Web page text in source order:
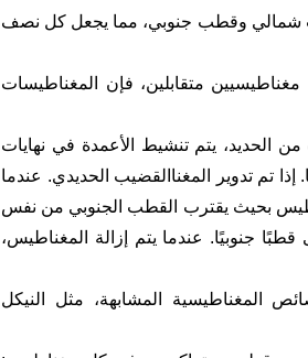
وقطب جنوبي، مما يجعل كل نصف
متقابلين، فإن المغناطيسات
يتم تنشيط الأعمدة في نهايات
تم تدوير المغناالقضيب الحديدي. عندما
بحيث يقترب القطب الجنوبي من نفس
قطبًا جنوبيًا. عندما يتم إزالة المغناطيس،
المغناطيسية المشابهة، مثل النيكل